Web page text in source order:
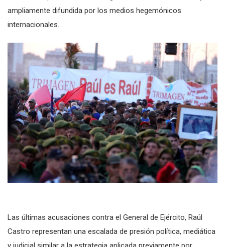
ampliamente difundida por los medios hegemónicos
internacionales.
Las últimas acusaciones contra el General de Ejército, Raúl
Castro representan una escalada de presión política, mediática